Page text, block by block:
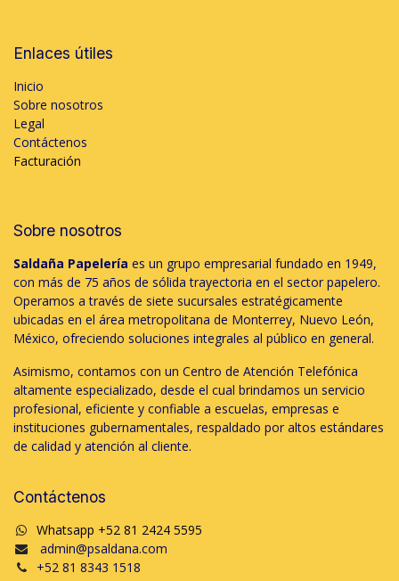
Enlaces útiles
Inicio
Sobre nosotros
Legal
Contáctenos
Facturación
Sobre nosotros
Saldaña Papelería es un grupo empresarial fundado en 1949,
con más de 75 años de sólida trayectoria en el sector papelero.
Operamos a través de siete sucursales estratégicamente
ubicadas en el área metropolitana de Monterrey, Nuevo León,
México, ofreciendo soluciones integrales al público en general.
Asimismo, contamos con un Centro de Atención Telefónica
altamente especializado, desde el cual brindamos un servicio
profesional, eficiente y confiable a escuelas, empresas e
instituciones gubernamentales, respaldado por altos estándares
de calidad y atención al cliente.
Contáctenos
Whatsapp +52 81 2424 5595
admin@psaldana.com
+52 81 8343 1518